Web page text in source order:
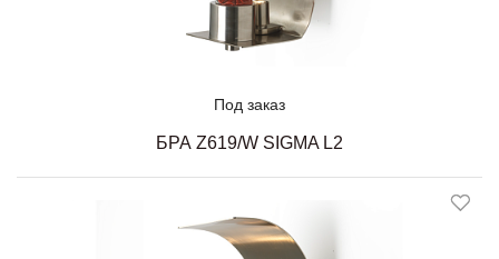
Под заказ
БРА Z619/W SIGMA L2